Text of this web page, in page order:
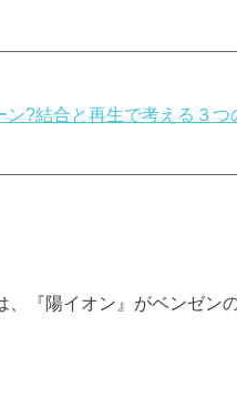
?結合と再生で考える３つ
、『陽イオン』がベンゼン